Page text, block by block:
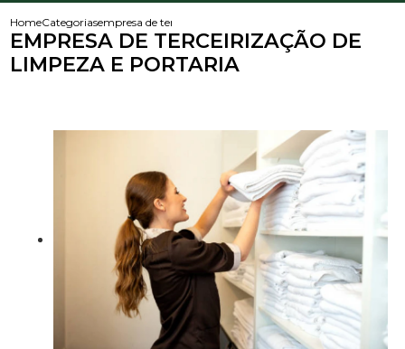
HomeCategoriasempresa de terceirizacao de limpeza e portaria
EMPRESA DE TERCEIRIZAÇÃO DE
LIMPEZA E PORTARIA